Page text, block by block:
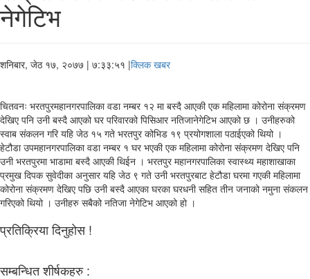
नेगेटिभ
शनिबार, जेठ १७, २०७७ | ७:३३:५१ |क्लिक खबर
चितवनः भरतपुरमहानगरपालिका वडा नम्बर १२ मा बस्दै आएकी एक महिलामा कोरोना संक्रमण
देखिए पनि उनी बस्दै आएको घर परिवारको पिसिआर नतिजानेगेटिभ आएको छ । उनीहरुको
स्वाब संकलन गरि यहि जेठ १५ गते भरतपुर कोभिड १९ प्रयोगशाला पठाईएको थियो ।
हेटौडा उपमहानगरपालिका वडा नम्बर १ घर भएकी एक महिलामा कोरोना संक्रमण देखिए पनि
उनी भरतपुरमा भाडामा बस्दै आएकी थिईन । भरतपुर महानगरपालिका स्वास्थ्य महाशाखाका
प्रमुख दिपक सुवेदीका अनुसार यहि जेठ ९ गते उनी भरतपुरबाट हेटौडा घरमा गएकी महिलामा
कोरोना संक्रमण देखिए पछि उनी बस्दै आएका घरका घरधनी सहित तीन जनाको नमुना संकलन
गरिएको थियो । उनीहरु सबैको नतिजा नेगेटिभ आएको हो ।
प्रतिक्रिया दिनुहोस !
सम्बन्धित शीर्षकहरु :